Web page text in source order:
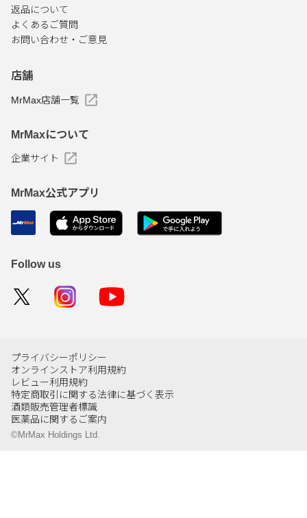
返品について
よくあるご質問
お問い合わせ・ご意見
店舗
MrMax店舗一覧
MrMaxについて
企業サイト
MrMax公式アプリ
Follow us
プライバシーポリシー
オンラインストア利用規約
レビュー利用規約
特定商取引に関する法律に基づく表示
酒類販売管理者標識
医薬品に関するご案内
©MrMax Holdings Ltd.